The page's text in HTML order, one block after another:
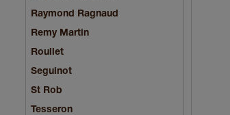
Raymond Ragnaud
Remy Martin
Roullet
Seguinot
St Rob
Tesseron